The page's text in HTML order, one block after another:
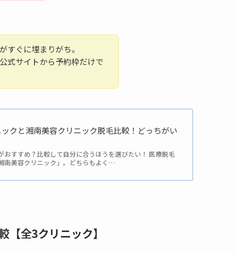
すぐに埋まりがち。
式サイトから予約枠だけで
クと湘南美容クリニック脱毛比較！どっちがい
おすすめ？比較して自分に合うほうを選びたい！ 医療脱毛
南美容クリニック」。どちらもよく…
【全3クリニック】